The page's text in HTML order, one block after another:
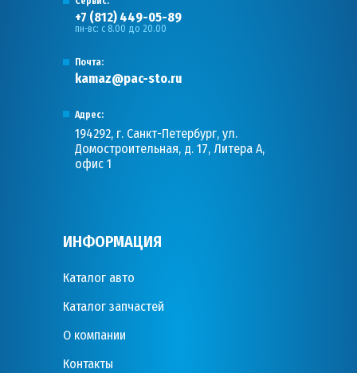
+7 (812) 449-05-89
пн-вс: с 8.00 до 20.00
Почта:
kamaz@pac-sto.ru
Адрес:
194292, г. Санкт-Петербург, ул.
Домостроительная, д. 17, Литера А,
офис 1
ИНФОРМАЦИЯ
Каталог авто
Каталог запчастей
О компании
Контакты